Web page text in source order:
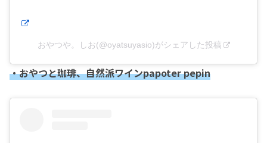
おやつや。しお(@oyatsuyasio)がシェアした投稿
・おやつと珈琲、自然派ワインpapoter pepin